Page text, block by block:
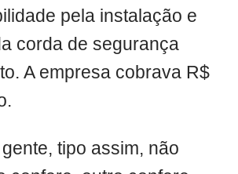
pela instalação e
corda de segurança
A empresa cobrava R$
tipo assim, não